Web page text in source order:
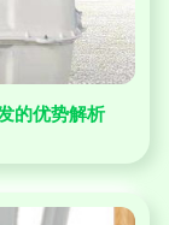
的优势解析